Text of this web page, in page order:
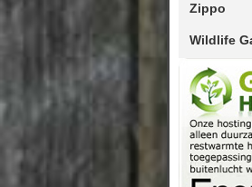
Zippo
Wildlife